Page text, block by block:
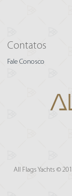
Contatos
Fale Conosco
All Flags Yachts ©